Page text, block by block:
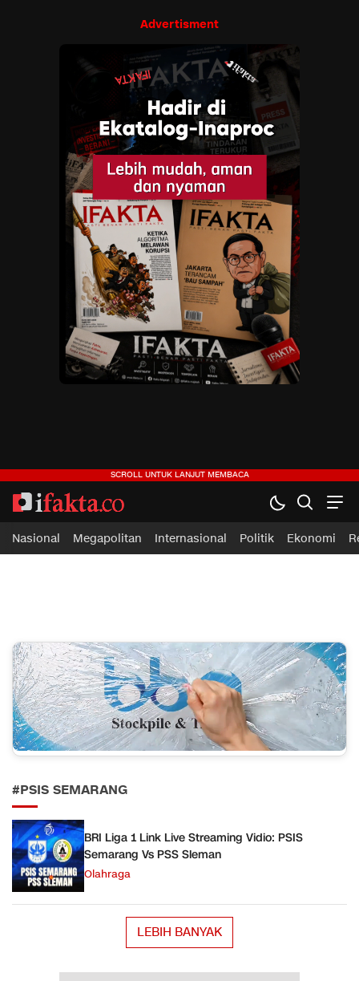
Advertisment
ifakta.co
#pastibenar
Nasional Megapolitan Internasional Politik Ekonomi
#PSIS SEMARANG
BRI Liga 1 Link Live Streaming Vidio: PSIS
Semarang Vs PSS Sleman
Olahraga
LEBIH BANYAK